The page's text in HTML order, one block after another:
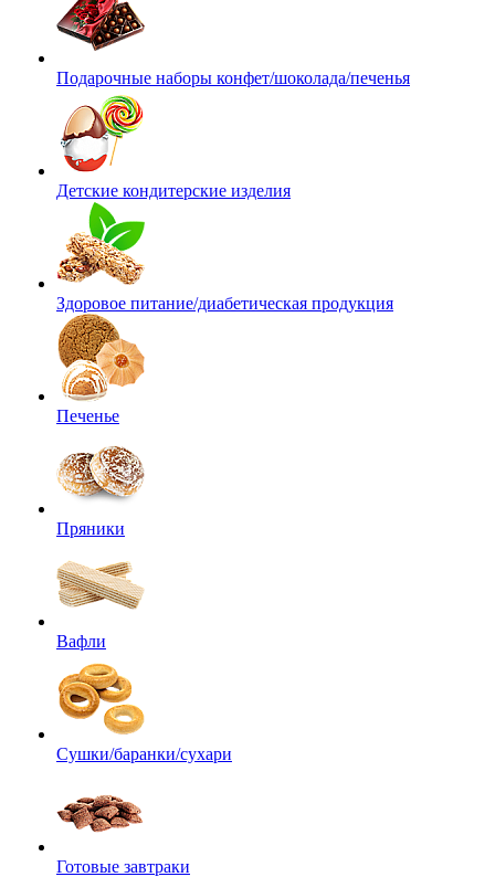
Подарочные наборы конфет/шоколада/печенья
Детские кондитерские изделия
Здоровое питание/диабетическая продукция
Печенье
Пряники
Вафли
Сушки/баранки/сухари
Готовые завтраки